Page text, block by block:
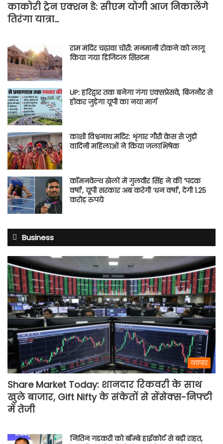
काकोरी ट्रेन एक्शन डे: सीएम योगी आज निकालेंगे
तिरंगा यात्रा…
राम मंदिर चढ़ावा चोरी: मनमानी रोकने को लागू
किया गया डिजिटल सिस्टम
UP: हरिद्वार तक बनेगा गंगा एक्सप्रेसवे, बिजनौर से
होकर जुड़ेगा यूपी का नया मार्ग
काशी विश्वनाथ मदिर: शृंगार गौरी केस से जुड़ी
वादिनी महिलाओं ने किया जलाभिषेक
कॉमनवेल्थ खेलों में गुलवीर सिंह ने की ‘पदक
वर्षा’, यूपी सरकार अब करेगी ‘धन वर्षा’, देगी 1.25
करोड़ रुपये
Business
व्यापार
Share Market Today: शानदार रिकवरी के साथ
खुले बाजार, Gift Nifty के संकेतों से सेंसेक्स-निफ्टी
में तेजी
नितिन गडकरी को बॉम्बे हाईकोर्ट से बड़ी राहत,